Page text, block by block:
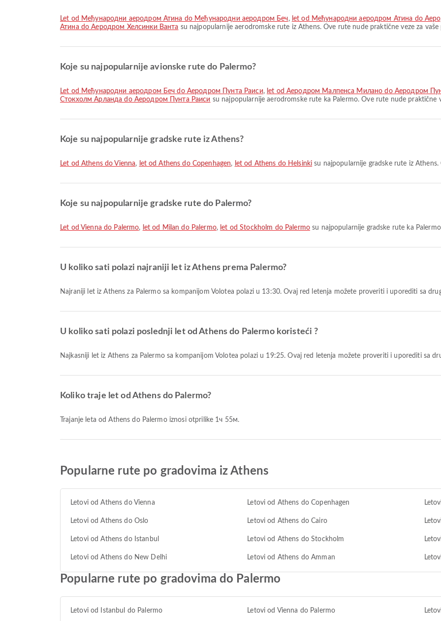
let od Међународни аеродром Атина do Међународни аеродром Беч, let od Међународни аеродром Атина do
Атина do Аеродром Хелсинки Ванта su najpopularnije aerodromske rute iz Athens. Ove rute nude praktične veze za vaše
Koje su najpopularnije avionske rute do Palermo?
let od Међународни аеродром Беч do Аеродром Пунта Раиси, let od Аеродром Малпенса Милано do Аеродром
Стокхолм Арланда do Аеродром Пунта Раиси su najpopularnije aerodromske rute ka Palermo. Ove rute nude praktične
Koje su najpopularnije gradske rute iz Athens?
let od Athens do Vienna, let od Athens do Copenhagen, let od Athens do Helsinki su najpopularnije gradske rute iz
Koje su najpopularnije gradske rute do Palermo?
let od Vienna do Palermo, let od Milan do Palermo, let od Stockholm do Palermosu najpopularnije gradske rute ka
U koliko sati polazi najraniji let iz Athens prema Palermo?
Najraniji let iz Athens za Palermo sa kompanijom Volotea polazi u 13:30. Ovaj red letenja možete proveriti i uporediti sa
U koliko sati polazi poslednji let od Athens do Palermo koristeći ?
Najkasniji let iz Athens za Palermo sa kompanijom Volotea polazi u 19:25. Ovaj red letenja možete proveriti i uporediti sa
Koliko traje let od Athens do Palermo?
Trajanje leta od Athens do Palermo iznosi otprilike 1ч 55м.
Popularne rute po gradovima iz Athens
Letovi od Athens do Vienna Letovi od Athens do Copenhagen
Letovi od Athens do Oslo Letovi od Athens do Cairo
Letovi od Athens do Istanbul Letovi od Athens do Stockholm
Letovi od Athens do New Delhi Letovi od Athens do Amman
Popularne rute po gradovima do Palermo
Letovi od Istanbul do Palermo Letovi od Vienna do Palermo